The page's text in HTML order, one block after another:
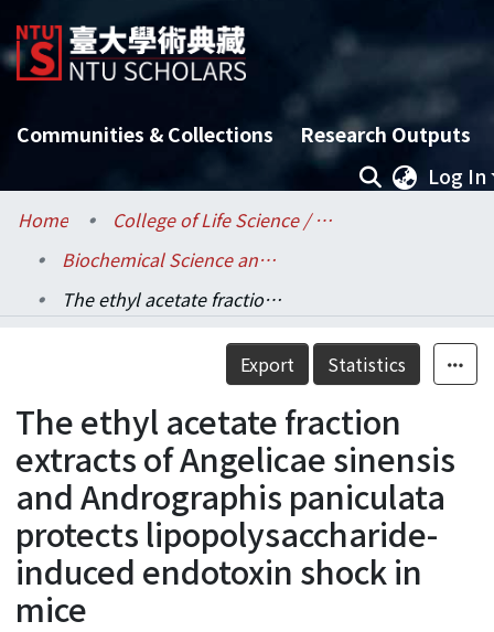
Communities & Collections
Research Outputs
Log In
Home
College of Life Science / 生命科學院
Biochemical Science and Technology / 生化科技學系
The ethyl acetate fraction extracts of Angelicae sinensis and Andrographis paniculata protects lipopolysaccharide-induced endotoxin shock in mice
Details
Export Statistics
The ethyl acetate fraction
extracts of Angelicae sinensis
and Andrographis paniculata
protects lipopolysaccharide-
induced endotoxin shock in
mice